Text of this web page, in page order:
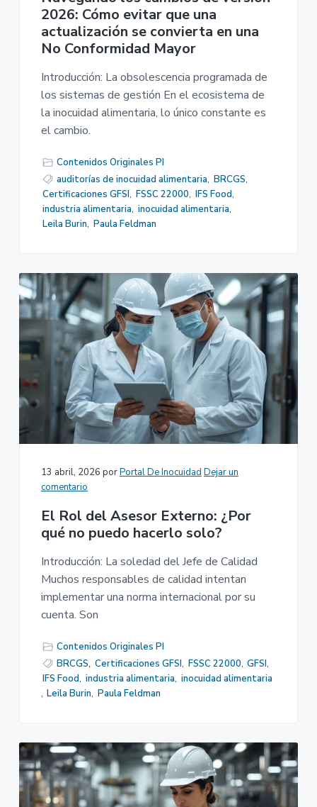
2026: Cómo evitar que una
actualización se convierta en una
No Conformidad Mayor
Introducción: La obsolescencia programada de
los sistemas de gestión En el ecosistema de
la inocuidad alimentaria, lo único constante es
el cambio.
Contenidos Originales PI
auditorías de inocuidad alimentaria, BRCGS,
Certificaciones GFSI, FSSC 22000, IFS Food,
industria alimentaria, inocuidad alimentaria,
Leila Burin, Paula Feldman
13 abril, 2026 porPortal De Inocuidad Dejar un
comentario
El Rol del Asesor Externo: ¿Por
qué no puedo hacerlo solo?
Introducción: La soledad del Jefe de Calidad
Muchos responsables de calidad intentan
implementar una norma internacional por su
cuenta. Son
Contenidos Originales PI
BRCGS, Certificaciones GFSI, FSSC 22000, GFSI,
IFS Food, industria alimentaria, inocuidad alimentaria
, Leila Burin, Paula Feldman